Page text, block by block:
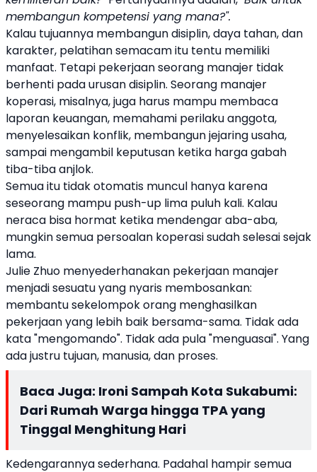
membangun kompetensi yang mana?".
Kalau tujuannya membangun disiplin, daya tahan, dan
karakter, pelatihan semacam itu tentu memiliki
manfaat. Tetapi pekerjaan seorang manajer tidak
berhenti pada urusan disiplin. Seorang manajer
koperasi, misalnya, juga harus mampu membaca
laporan keuangan, memahami perilaku anggota,
menyelesaikan konflik, membangun jejaring usaha,
sampai mengambil keputusan ketika harga gabah
tiba-tiba anjlok.
Semua itu tidak otomatis muncul hanya karena
seseorang mampu push-up lima puluh kali. Kalau
neraca bisa hormat ketika mendengar aba-aba,
mungkin semua persoalan koperasi sudah selesai sejak
lama.
Julie Zhuo menyederhanakan pekerjaan manajer
menjadi sesuatu yang nyaris membosankan:
membantu sekelompok orang menghasilkan
pekerjaan yang lebih baik bersama-sama. Tidak ada
kata "mengomando". Tidak ada pula "menguasai". Yang
ada justru tujuan, manusia, dan proses.
Baca Juga: Ironi Sampah Kota Sukabumi:
Dari Rumah Warga hingga TPA yang
Tinggal Menghitung Hari
Kedengarannya sederhana. Padahal hampir semua